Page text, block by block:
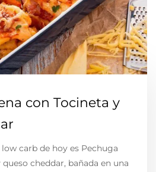
con Tocineta y
carb de hoy es Pechuga
cheddar, bañada en una